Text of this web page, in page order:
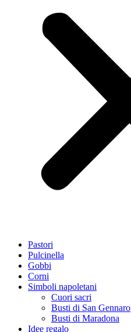
Pastori
Pulcinella
Gobbi
Corni
Simboli napoletani
Cuori sacri
Busti di San Gennaro
Busti di Maradona
Idee regalo